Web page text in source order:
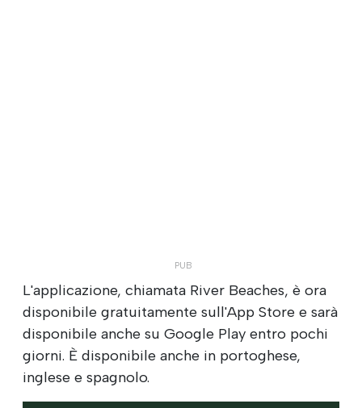
L'applicazione, chiamata River Beaches, è ora
disponibile gratuitamente sull'App Store e sarà
disponibile anche su Google Play entro pochi
giorni. È disponibile anche in portoghese,
inglese e spagnolo.